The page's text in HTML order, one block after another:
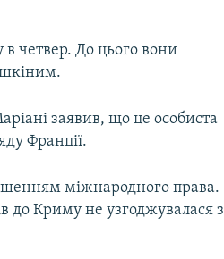
четвер. До цього вони
заявив, що це особиста
Франції.
міжнародного права.
до Криму не узгоджувалася з